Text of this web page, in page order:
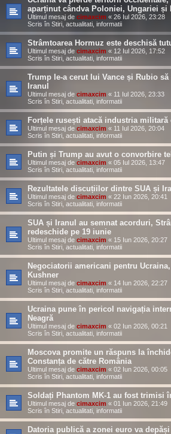
aparținut cândva Poloniei, Ungariei și
Ultimul mesaj de cimaxcim « 26 Iul 2026, 23:28
Scris în Stiri, actualitati, informatii
Strâmtoarea Hormuz este deschisă
Ultimul mesaj de cimaxcim « 12 Iul 2026, 17:52
Scris în Stiri, actualitati, informatii
Trump le-a cerut lui Vance și Rubio
Iranul
Ultimul mesaj de cimaxcim « 11 Iul 2026, 23:33
Scris în Stiri, actualitati, informatii
Forțele rusești atacă industria militară
Ultimul mesaj de cimaxcim « 11 Iul 2026, 20:04
Scris în Stiri, actualitati, informatii
Putin și Trump au avut o convorbire
Ultimul mesaj de cimaxcim « 05 Iul 2026, 13:47
Scris în Stiri, actualitati, informatii
Rezultatele discuțiilor dintre SUA și
Ultimul mesaj de cimaxcim « 22 Iun 2026, 20:41
Scris în Stiri, actualitati, informatii
SUA și Iranul au semnat acorduri,
redeschide pe 19 iunie
Ultimul mesaj de cimaxcim « 15 Iun 2026, 20:27
Scris în Stiri, actualitati, informatii
Negociatorii americani pentru
Kushner
Ultimul mesaj de cimaxcim « 14 Iun 2026, 22:27
Scris în Stiri, actualitati, informatii
Ucraina pune în pericol navigația
Neagră
Ultimul mesaj de cimaxcim « 02 Iun 2026, 00:21
Scris în Stiri, actualitati, informatii
Moscova promite un răspuns la
Constanța de către România
Ultimul mesaj de cimaxcim « 02 Iun 2026, 00:05
Scris în Stiri, actualitati, informatii
Soldați Phantom MK-1 au fost trimisi
Ultimul mesaj de cimaxcim « 01 Iun 2026, 21:49
Scris în Stiri, actualitati, informatii
Datoria publică a zonei euro va